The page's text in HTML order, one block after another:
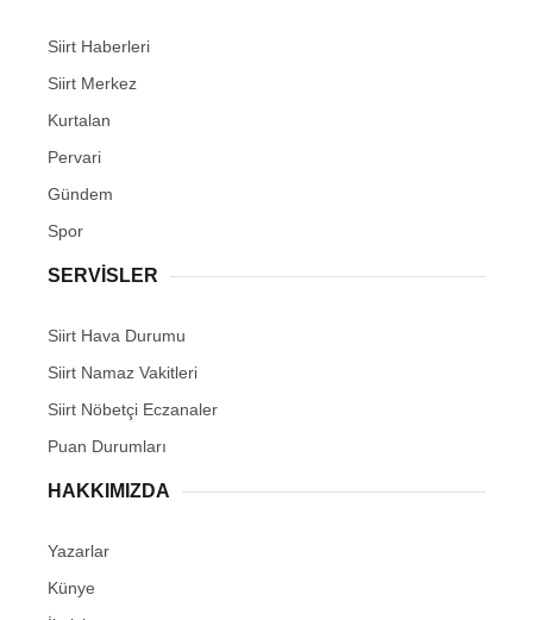
Siirt Haberleri
Siirt Merkez
Kurtalan
Pervari
Gündem
Spor
SERVİSLER
Siirt Hava Durumu
Siirt Namaz Vakitleri
Siirt Nöbetçi Eczanaler
Puan Durumları
HAKKIMIZDA
Yazarlar
Künye